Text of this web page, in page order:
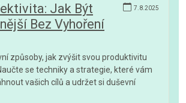
7.8.2025
Jak Být
Bez Vyhoření
způsoby, jak zvýšit svou produktivitu
se techniky a strategie, které vám
vašich cílů a udržet si duševní